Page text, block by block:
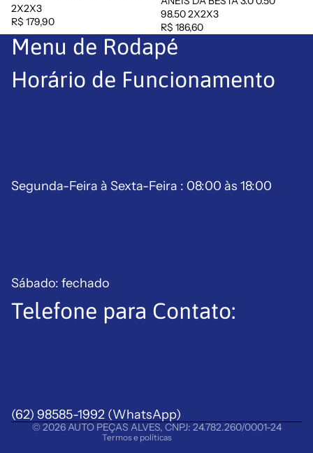
2X2X3
R$ 179,90
98.50 2X2X3
R$ 186,60
Menu de Rodapé
Horário de Funcionamento
Segunda-Feira à Sexta-Feira : 08:00 às 18:00
Sábado: fechado
Telefone para Contato:
(62) 98585-1992 (WhatsApp)
© 2026AUTO PEÇAS ALVES, CNPJ: 24.782.260/0001-24
Termos e políticas
Aviso legal